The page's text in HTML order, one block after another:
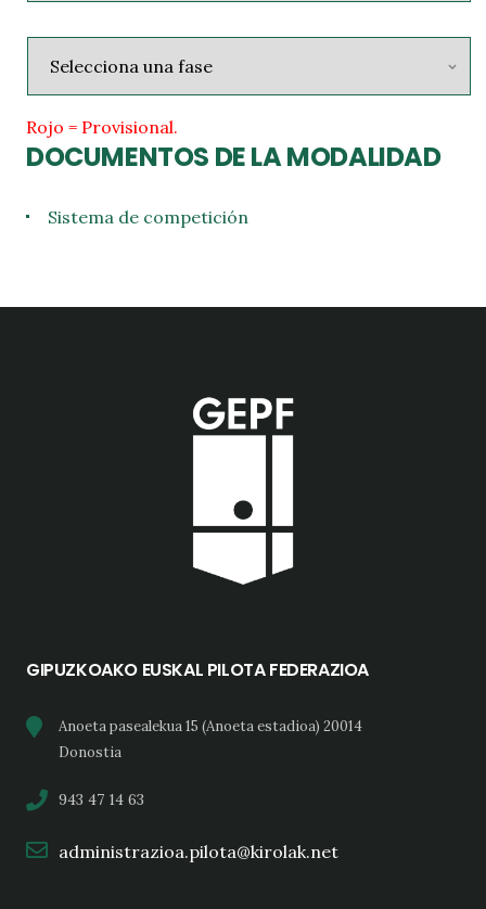
Rojo = Provisional.
DOCUMENTOS DE LA MODALIDAD
Sistema de competición
GIPUZKOAKO EUSKAL PILOTA FEDERAZIOA
Anoeta pasealekua 15 (Anoeta estadioa) 20014
Donostia
943 47 14 63
administrazioa.pilota@kirolak.net